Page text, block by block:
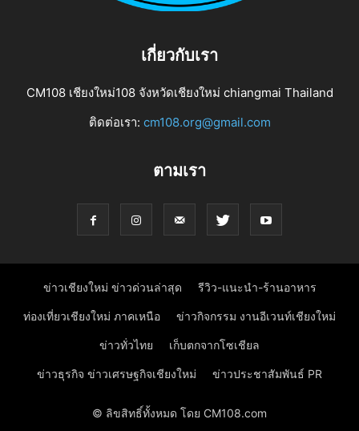
เกี่ยวกับเรา
CM108 เชียงใหม่108 จังหวัดเชียงใหม่ chiangmai Thailand
ติดต่อเรา: cm108.org@gmail.com
ตามเรา
ข่าวเชียงใหม่ ข่าวด่วนล่าสุด รีวิว-แนะนำ-ร้านอาหาร
ท่องเที่ยวเชียงใหม่ ภาคเหนือ ข่าวกิจกรรม งานอีเวนท์เชียงใหม่
ข่าวทั่วไทย เก็บตกจากโซเชียล
ข่าวธุรกิจ ข่าวเศรษฐกิจเชียงใหม่ ข่าวประชาสัมพันธ์ PR
© ลิขสิทธิ์ทั้งหมด โดย CM108.com